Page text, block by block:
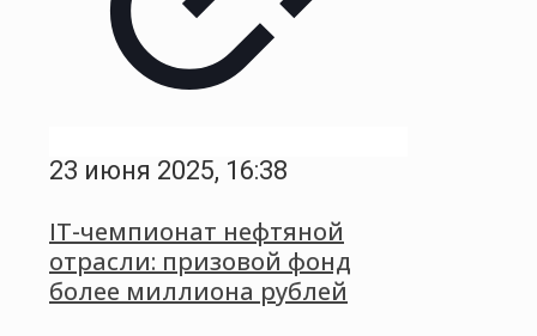
23 июня 2025, 16:38
IT-чемпионат нефтяной
отрасли: призовой фонд
более миллиона рублей